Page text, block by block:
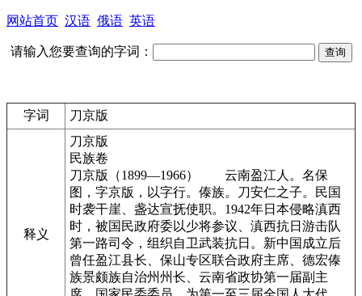
网站首页 汉语 俄语 英语
请输入您要查询的字词：
字词 刀京版
释义
刀京版
民族卷
刀京版
（1899—1966）
云南盈江人。名保
图，字京版，以字行。傣族。刀安仁之子。民国
时袭干崖、盏达宣抚使职。1942年日本侵略滇西
时，被国民政府委以少将参议、滇西抗日游击队
第一路司令，组织自卫武装抗日。新中国成立后
曾任盈江县长、保山专区联合政府主席、德宏傣
族景颇族自治州州长、云南省政协第一届副主